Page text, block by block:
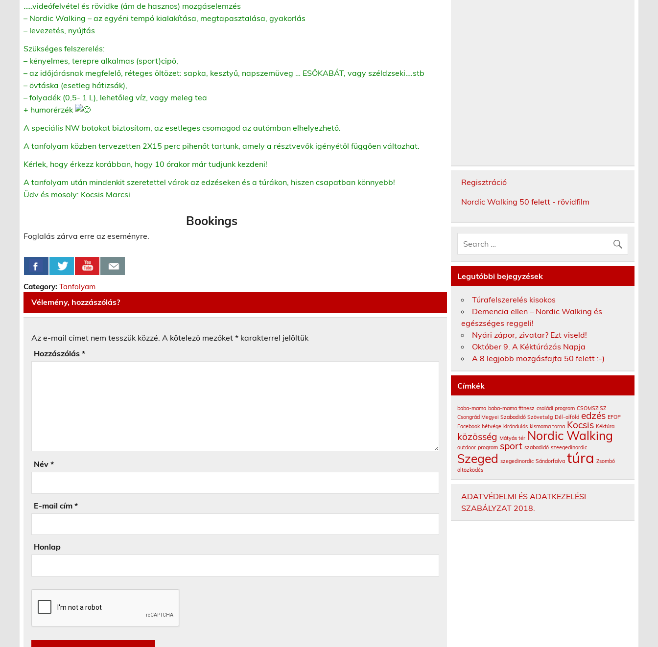
…..videófelvétel és rövidke (ám de hasznos) mozgáselemzés
– Nordic Walking – az egyéni tempó kialakítása, megtapasztalása, gyakorlás
– levezetés, nyújtás
Szükséges felszerelés:
– kényelmes, terepre alkalmas (sport)cipő,
– az időjárásnak megfelelő, réteges öltözet: sapka, kesztyű, napszemüveg … ESŐKABÁT, vagy széldzseki….stb
– övtáska (esetleg hátizsák),
– folyadék (0,5- 1 L), lehetőleg víz, vagy meleg tea
+ humorérzék
A speciális NW botokat biztosítom, az esetleges csomagod az autómban elhelyezhető.
A tanfolyam közben tervezetten 2X15 perc pihenőt tartunk, amely a résztvevők igényétől függően változhat.
Kérlek, hogy érkezz korábban, hogy 10 órakor már tudjunk kezdeni!
A tanfolyam után mindenkit szeretettel várok az edzéseken és a túrákon, hiszen csapatban könnyebb!
Üdv és mosoly: Kocsis Marcsi
Bookings
Foglalás zárva erre az eseményre.
Category:Tanfolyam
Vélemény, hozzászólás?
Az e-mail címet nem tesszük közzé. A kötelező mezőket* karakterrel jelöltük
Hozzászólás*
Név*
E-mail cím*
Honlap
Regisztráció
Nordic Walking 50 felett - rövidfilm
Legutóbbi bejegyzések
Túrafelszerelés kisokos
Demencia ellen – Nordic Walking és
egészséges reggeli!
Nyári zápor, zivatar? Ezt viseld!
Október 9. A Kéktúrázás Napja
A 8 legjobb mozgásfajta 50 felett :-)
Címkék
baba-mama baba-mama fitnesz családi program CSOMSZISZ
Csongrád Megyei Szabadidő Szövetség Dél-alföld edzés EFOP
Facebook hétvége kirándulás kismama torna Kocsis Kéktúra
közösség Mátyás tér Nordic Walking
outdoor program sport szabadidő szeegedinordic
Szeged szegedinordic Sándorfalva túra Zsombó
öltözködés
ADATVÉDELMI ÉS ADATKEZELÉSI
SZABÁLYZAT 2018.